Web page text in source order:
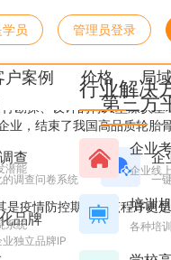
员 管理员登录
查
的调查问卷系统
品牌
独立品牌IP
第三方
企
一
潜能
系统
行业解决
企业
企业线
培训
各种培
户案例 价格 局
式
勘探、设计的特大型煤炭
，结束了我国高品质轮胎
疫情防控期间，该程序更